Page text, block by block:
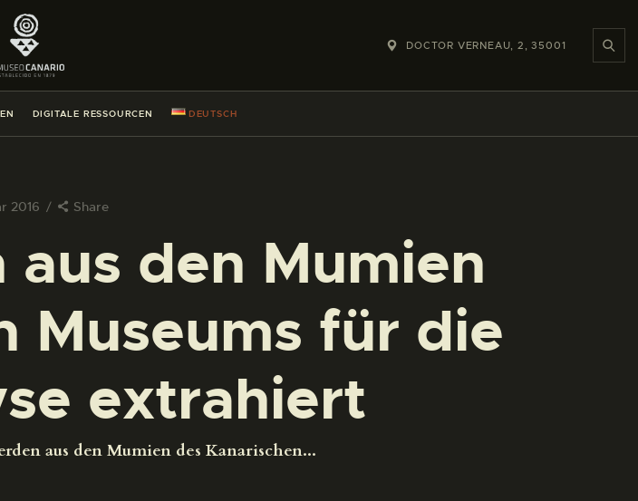
DOCTOR VERNEAU, 2, 35001
DIGITALE RESSOURCEN DEUTSCH
2016 Share
den Mumien
Museums für die
extrahiert
aus den Mumien des Kanarischen...